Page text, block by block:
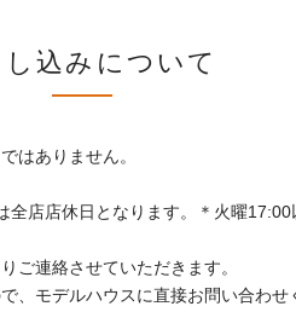
し込みについて
はありません。
店店休日となります。＊火曜
ご連絡させていただきます。
、モデルハウスに直接お問い合わせ